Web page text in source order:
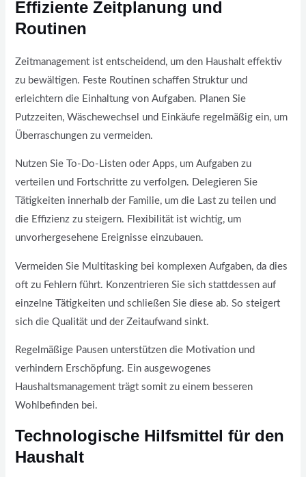
Effiziente Zeitplanung und
Routinen
Zeitmanagement ist entscheidend, um den Haushalt effektiv
zu bewältigen. Feste Routinen schaffen Struktur und
erleichtern die Einhaltung von Aufgaben. Planen Sie
Putzzeiten, Wäschewechsel und Einkäufe regelmäßig ein, um
Überraschungen zu vermeiden.
Nutzen Sie To-Do-Listen oder Apps, um Aufgaben zu
verteilen und Fortschritte zu verfolgen. Delegieren Sie
Tätigkeiten innerhalb der Familie, um die Last zu teilen und
die Effizienz zu steigern. Flexibilität ist wichtig, um
unvorhergesehene Ereignisse einzubauen.
Vermeiden Sie Multitasking bei komplexen Aufgaben, da dies
oft zu Fehlern führt. Konzentrieren Sie sich stattdessen auf
einzelne Tätigkeiten und schließen Sie diese ab. So steigert
sich die Qualität und der Zeitaufwand sinkt.
Regelmäßige Pausen unterstützen die Motivation und
verhindern Erschöpfung. Ein ausgewogenes
Haushaltsmanagement trägt somit zu einem besseren
Wohlbefinden bei.
Technologische Hilfsmittel für den
Haushalt